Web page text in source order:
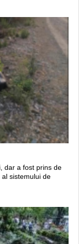
dar a fost prins de
sistemului de